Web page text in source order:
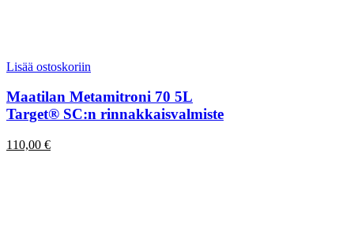
Lisää ostoskoriin
Maatilan Metamitroni 70 5L
Target® SC:n rinnakkaisvalmiste
110,00 €